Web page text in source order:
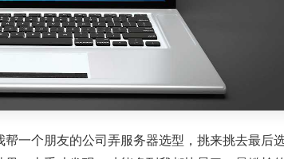
一个朋友的公司弄服务器选型，挑来挑去最后